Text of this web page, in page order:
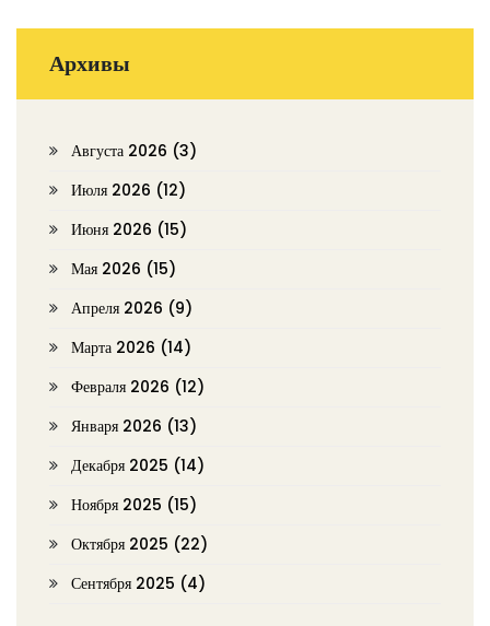
Архивы
Августа 2026 (3)
Июля 2026 (12)
Июня 2026 (15)
Мая 2026 (15)
Апреля 2026 (9)
Марта 2026 (14)
Февраля 2026 (12)
Января 2026 (13)
Декабря 2025 (14)
Ноября 2025 (15)
Октября 2025 (22)
Сентября 2025 (4)